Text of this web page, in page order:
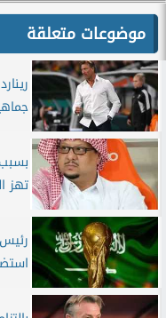
موضوعات متعلقة
تهز